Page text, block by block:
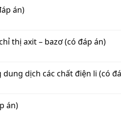
án)
thị axit – bazơ (có đáp án)
dịch các chất điện li (có
án)